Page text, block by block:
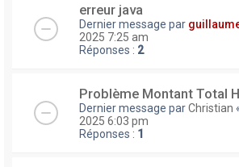
erreur java
Dernier message par
2025 7:25 am
Réponses : 2
Problème Montant Total
Dernier message parChristian
2025 6:03 pm
Réponses : 1